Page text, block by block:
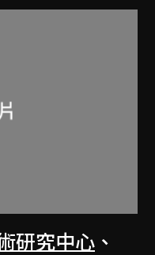
研究中心 、